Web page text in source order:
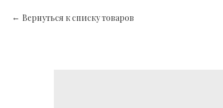
Вернуться к списку товаров